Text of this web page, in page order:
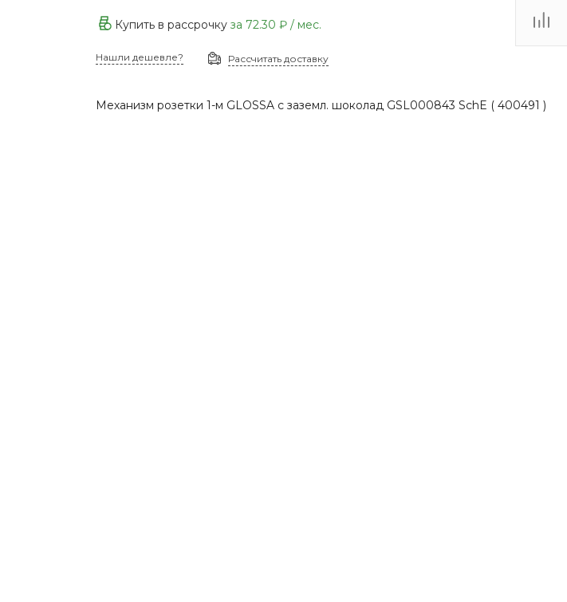
Купить в рассрочку за 72.30 ₽/ мес.
Нашли дешевле? Рассчитать доставку
Механизм розетки 1-м GLOSSA с заземл. шоколад GSL000843 SchE ( 400491 )